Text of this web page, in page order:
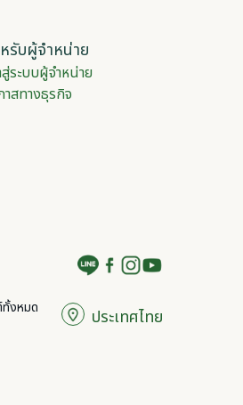
รับผู้จำหน่าย
สู่ระบบผู้จำหน่าย
าสทางธุรกิจ
งหมด
ประเทศไทย